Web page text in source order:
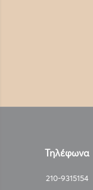
Τηλέφωνα
210-9315154